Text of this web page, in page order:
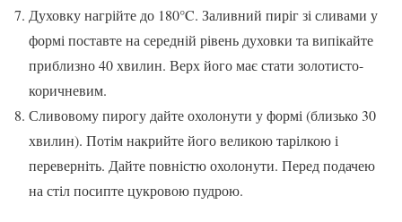
Духовку нагрійте до 180°C. Заливний пиріг зі сливами у
формі поставте на середній рівень духовки та випікайте
приблизно 40 хвилин. Верх його має стати золотисто-
коричневим.
Сливовому пирогу дайте охолонути у формі (близько 30
хвилин). Потім накрийте його великою тарілкою і
переверніть. Дайте повністю охолонути. Перед подачею
на стіл посипте цукровою пудрою.